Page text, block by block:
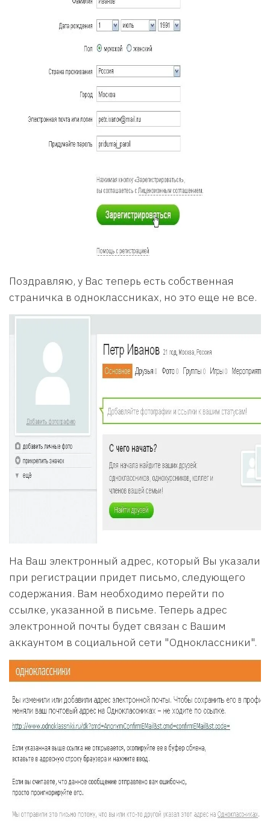
Поздравляю, у Вас теперь есть собственная
страничка в одноклассниках, но это еще не все.
На Ваш электронный адрес, который Вы указали
при регистрации придет письмо, следующего
содержания. Вам необходимо перейти по
ссылке, указанной в письме. Теперь адрес
электронной почты будет связан с Вашим
аккаунтом в социальной сети "Одноклассники".